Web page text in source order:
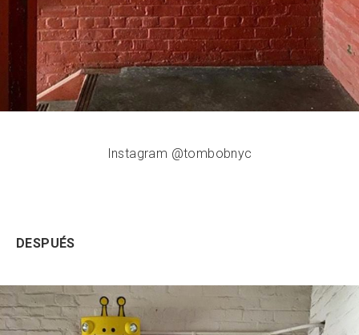
Instagram @tombobnyc
DESPUÉS